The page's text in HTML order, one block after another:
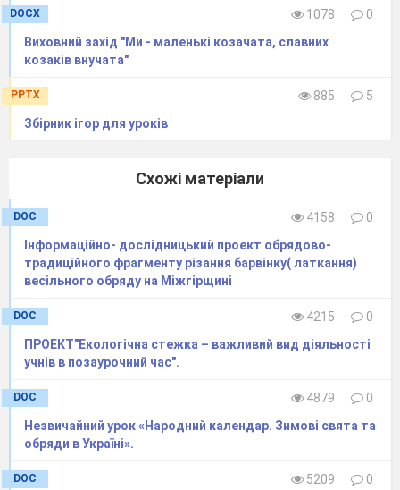
Діти, на вас сьогодні чекає
багато творчих і цікавих завдань.
Коли ви будете працювати в
центрах читання, математики,
української мови ви можете
Дуже хочеться, щоб у центрах
творчості ви фантазували,
придумували щось своє, щоб кожна
Ваша робота була особлива,
незвичайна.
Отож, будь ласка, сідайте за
парти, а я бажаю Вам творчого,
цікавого робочого дня.
Успіхів Вам!
DOCX 1078
0
Виховний захід "Ми - маленькі козачата, славних
козаків внучата"
PPTX 885
5
Збірник ігор для уроків
Схожі матеріали
DOC 4158
0
Інформаційно- дослідницький проект обрядово-
традиційного фрагменту різання барвінку( латкання)
весільного обряду на Міжгірщині
DOC 4215
0
ПРОЕКТ"Екологічна стежка – важливий вид діяльності
учнів в позаурочний час".
DOC 4879
0
Незвичайний урок «Народний календар. Зимові свята та
обряди в Україні».
DOC 5209
0